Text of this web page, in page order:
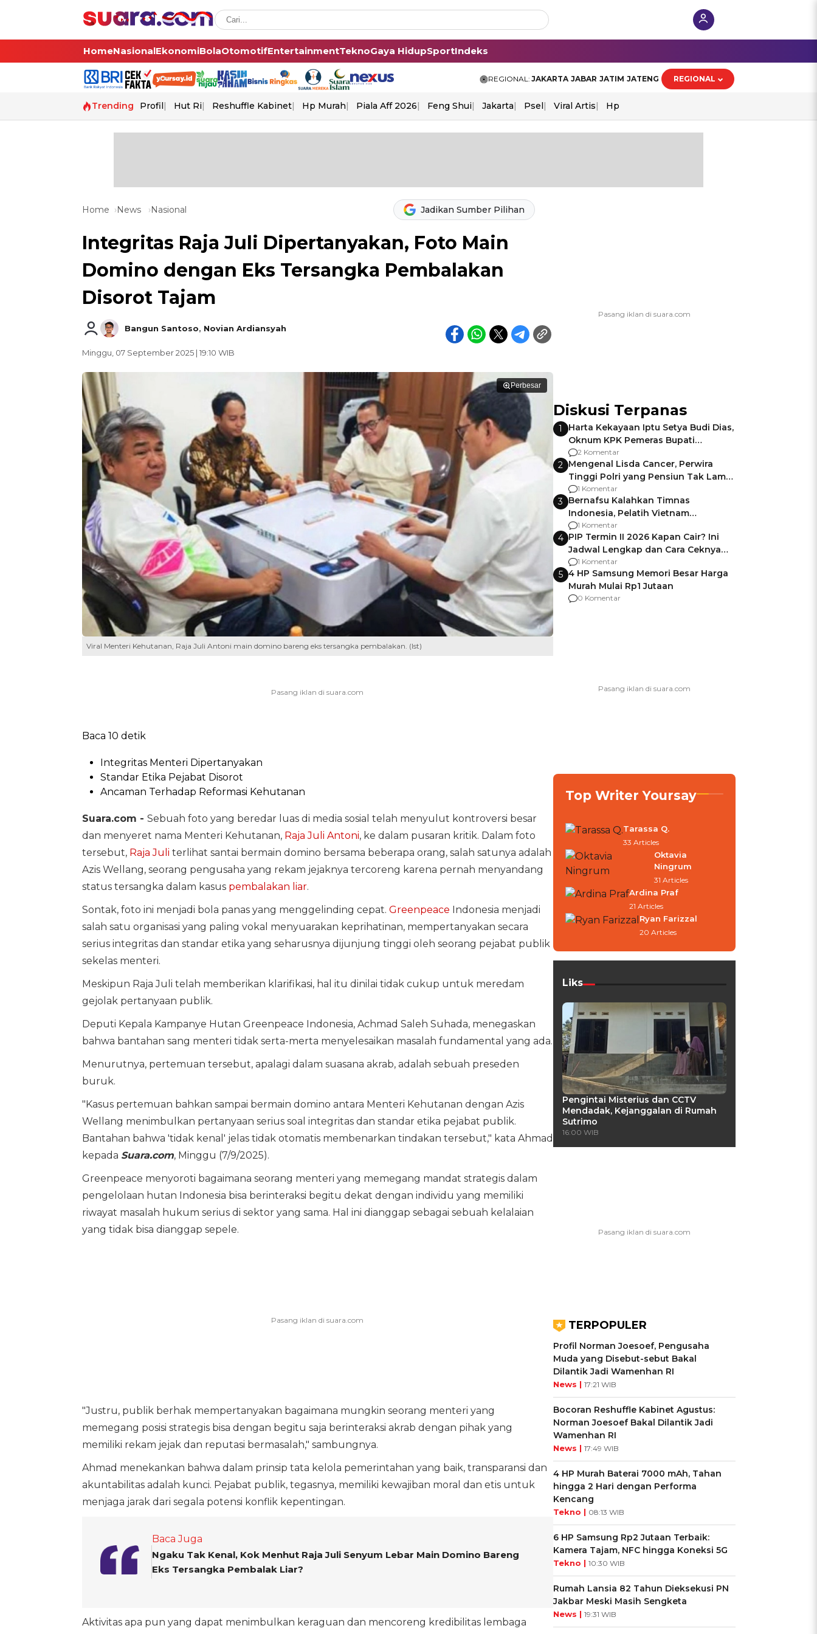
HomeNasionalEkonomiBolaOtomotifEntertainmentTeknoGaya HidupSportIndeks
REGIONAL: JAKARTA JABAR JATIM JATENG REGIONAL
Trending Profil Hut Ri Reshuffle Kabinet Hp Murah Piala Aff 2026 Feng Shui Jakarta Psel Viral Artis Hp
Home News Nasional Jadikan Sumber Pilihan
Integritas Raja Juli Dipertanyakan, Foto Main
Domino dengan Eks Tersangka Pembalakan
Disorot Tajam
Bangun Santoso, Novian Ardiansyah
Minggu, 07 September 2025 | 19:10 WIB
Perbesar
Viral Menteri Kehutanan, Raja Juli Antoni main domino bareng eks tersangka pembalakan. (Ist)
Baca 10 detik
Integritas Menteri Dipertanyakan
Standar Etika Pejabat Disorot
Ancaman Terhadap Reformasi Kehutanan
Suara.com - Sebuah foto yang beredar luas di media sosial telah menyulut kontroversi besar
dan menyeret nama Menteri Kehutanan, Raja Juli Antoni, ke dalam pusaran kritik. Dalam foto
tersebut, Raja Juli terlihat santai bermain domino bersama beberapa orang, salah satunya adalah
Azis Wellang, seorang pengusaha yang rekam jejaknya tercoreng karena pernah menyandang
status tersangka dalam kasus pembalakan liar.
Sontak, foto ini menjadi bola panas yang menggelinding cepat. Greenpeace Indonesia menjadi
salah satu organisasi yang paling vokal menyuarakan keprihatinan, mempertanyakan secara
serius integritas dan standar etika yang seharusnya dijunjung tinggi oleh seorang pejabat publik
sekelas menteri.
Meskipun Raja Juli telah memberikan klarifikasi, hal itu dinilai tidak cukup untuk meredam
gejolak pertanyaan publik.
Deputi Kepala Kampanye Hutan Greenpeace Indonesia, Achmad Saleh Suhada, menegaskan
bahwa bantahan sang menteri tidak serta-merta menyelesaikan masalah fundamental yang ada.
Menurutnya, pertemuan tersebut, apalagi dalam suasana akrab, adalah sebuah preseden
buruk.
"Kasus pertemuan bahkan sampai bermain domino antara Menteri Kehutanan dengan Azis
Wellang menimbulkan pertanyaan serius soal integritas dan standar etika pejabat publik.
Bantahan bahwa 'tidak kenal' jelas tidak otomatis membenarkan tindakan tersebut," kata Ahmad
kepada Suara.com, Minggu (7/9/2025).
Greenpeace menyoroti bagaimana seorang menteri yang memegang mandat strategis dalam
pengelolaan hutan Indonesia bisa berinteraksi begitu dekat dengan individu yang memiliki
riwayat masalah hukum serius di sektor yang sama. Hal ini dianggap sebagai sebuah kelalaian
yang tidak bisa dianggap sepele.
"Justru, publik berhak mempertanyakan bagaimana mungkin seorang menteri yang
memegang posisi strategis bisa dengan begitu saja berinteraksi akrab dengan pihak yang
memiliki rekam jejak dan reputasi bermasalah," sambungnya.
Ahmad menekankan bahwa dalam prinsip tata kelola pemerintahan yang baik, transparansi dan
akuntabilitas adalah kunci. Pejabat publik, tegasnya, memiliki kewajiban moral dan etis untuk
menjaga jarak dari segala potensi konflik kepentingan.
Baca Juga
Ngaku Tak Kenal, Kok Menhut Raja Juli Senyum Lebar Main Domino Bareng
Eks Tersangka Pembalak Liar?
Aktivitas apa pun yang dapat menimbulkan keraguan dan mencoreng kredibilitas lembaga
Diskusi Terpanas
1
Harta Kekayaan Iptu Setya Budi Dias,
Oknum KPK Pemeras Bupati
Pemalang
2 Komentar
2 Mengenal Lisda Cancer, Perwira
Tinggi Polri yang Pensiun Tak Lama
Usai Jadi Brigjen
1 Komentar
3 Bernafsu Kalahkan Timnas
Indonesia, Pelatih Vietnam
Berencana Pakai Jimat di Pakansari
1 Komentar
4 PIP Termin II 2026 Kapan Cair? Ini
Jadwal Lengkap dan Cara Ceknya
agar Dana Tidak Hangus!
1 Komentar
5 4 HP Samsung Memori Besar Harga
Murah Mulai Rp1 Jutaan
0 Komentar
Top Writer Yoursay
Tarassa Q.
33 Articles
Oktavia
Ningrum
31 Articles
Ardina Praf
21 Articles
Ryan Farizzal
20 Articles
Liks
Pengintai Misterius dan CCTV
Mendadak, Kejanggalan di Rumah
Sutrimo
16:00 WIB
TERPOPULER
Profil Norman Joesoef, Pengusaha
Muda yang Disebut-sebut Bakal
Dilantik Jadi Wamenhan RI
News | 17:21 WIB
Bocoran Reshuffle Kabinet Agustus:
Norman Joesoef Bakal Dilantik Jadi
Wamenhan RI
News | 17:49 WIB
4 HP Murah Baterai 7000 mAh, Tahan
hingga 2 Hari dengan Performa
Kencang
Tekno | 08:13 WIB
6 HP Samsung Rp2 Jutaan Terbaik:
Kamera Tajam, NFC hingga Koneksi 5G
Tekno | 10:30 WIB
Rumah Lansia 82 Tahun Dieksekusi PN
Jakbar Meski Masih Sengketa
News | 19:31 WIB